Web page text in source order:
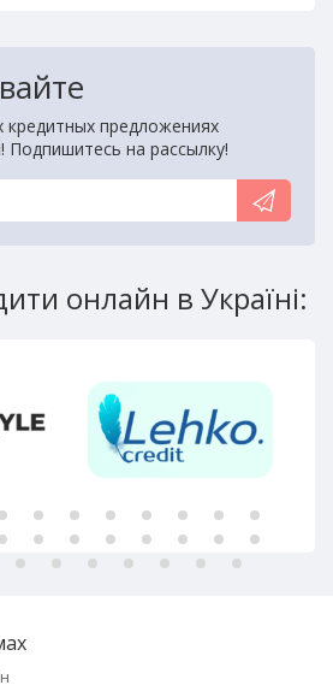
кредитных предложениях
Подпишитесь на рассылку!
онлайн в Україні: